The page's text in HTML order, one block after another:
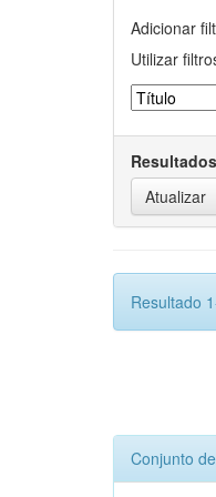
Adicionar
Utilizar
Resultado
Conjunto